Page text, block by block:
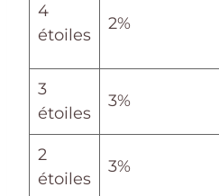
4
étoiles
2%
3
étoiles
3%
2
étoiles
3%